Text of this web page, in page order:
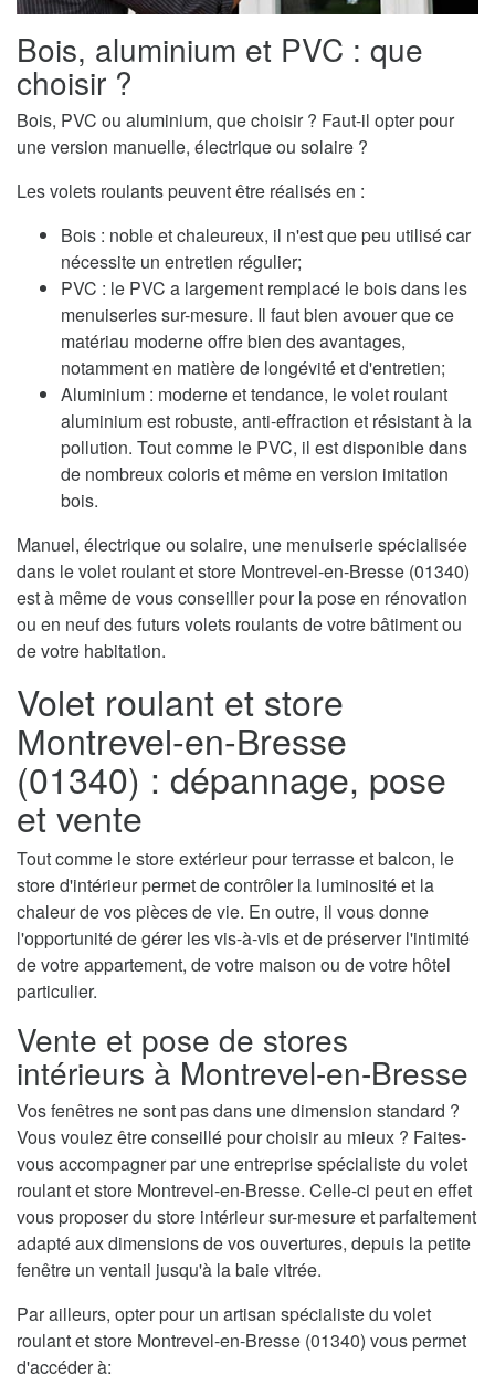
Bois, aluminium et PVC : que
choisir ?
Bois, PVC ou aluminium, que choisir ? Faut-il opter pour
une version manuelle, électrique ou solaire ?
Les volets roulants peuvent être réalisés en :
Bois : noble et chaleureux, il n'est que peu utilisé car
nécessite un entretien régulier;
PVC : le PVC a largement remplacé le bois dans les
menuiseries sur-mesure. Il faut bien avouer que ce
matériau moderne offre bien des avantages,
notamment en matière de longévité et d'entretien;
Aluminium : moderne et tendance, le volet roulant
aluminium est robuste, anti-effraction et résistant à la
pollution. Tout comme le PVC, il est disponible dans
de nombreux coloris et même en version imitation
bois.
Manuel, électrique ou solaire, une menuiserie spécialisée
dans le volet roulant et store Montrevel-en-Bresse (01340)
est à même de vous conseiller pour la pose en rénovation
ou en neuf des futurs volets roulants de votre bâtiment ou
de votre habitation.
Volet roulant et store
Montrevel-en-Bresse
(01340) : dépannage, pose
et vente
Tout comme le store extérieur pour terrasse et balcon, le
store d'intérieur permet de contrôler la luminosité et la
chaleur de vos pièces de vie. En outre, il vous donne
l'opportunité de gérer les vis-à-vis et de préserver l'intimité
de votre appartement, de votre maison ou de votre hôtel
particulier.
Vente et pose de stores
intérieurs à Montrevel-en-Bresse
Vos fenêtres ne sont pas dans une dimension standard ?
Vous voulez être conseillé pour choisir au mieux ? Faites-
vous accompagner par une entreprise spécialiste du volet
roulant et store Montrevel-en-Bresse. Celle-ci peut en effet
vous proposer du store intérieur sur-mesure et parfaitement
adapté aux dimensions de vos ouvertures, depuis la petite
fenêtre un ventail jusqu'à la baie vitrée.
Par ailleurs, opter pour un artisan spécialiste du volet
roulant et store Montrevel-en-Bresse (01340) vous permet
d'accéder à: